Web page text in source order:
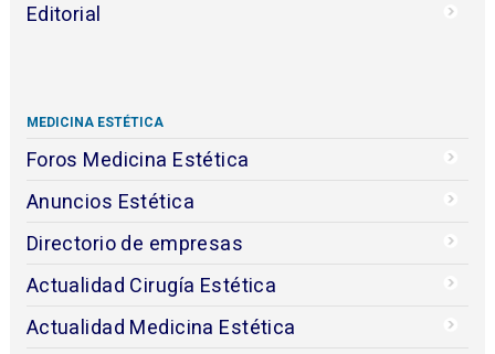
Editorial
MEDICINA ESTÉTICA
Foros Medicina Estética
Anuncios Estética
Directorio de empresas
Actualidad Cirugía Estética
Actualidad Medicina Estética